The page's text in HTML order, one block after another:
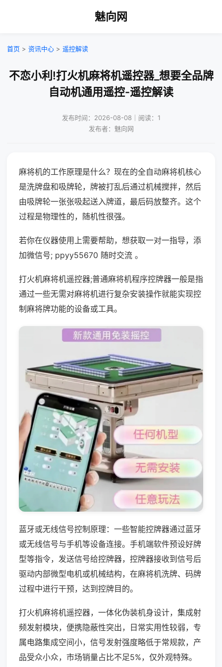
魅向网
首页 > 资讯中心 > 遥控解读
不恋小利!打火机麻将机遥控器_想要全品牌
自动机通用遥控-遥控解读
发布时间：2026-08-08｜阅读：1
发布者：魅向网
麻将机的工作原理是什么？现在的全自动麻将机核心
是洗牌盘和吸牌轮，牌被打乱后通过机械搅拌，然后
由吸牌轮一张张吸起送入牌道，最后码放整齐。这个
过程是物理性的，随机性很强。
若你在仪器使用上需要帮助，想获取一对一指导，添
加微信号; ppyy55670 随时交流 。
打火机麻将机遥控器;普通麻将机程序控牌器一般是指
通过一些无需对麻将机进行复杂安装操作就能实现控
制麻将牌功能的设备或工具。
蓝牙或无线信号控制原理：一些智能控牌器通过蓝牙
或无线信号与手机等设备连接。手机端软件预设好牌
型等指令，发送信号给控牌器，控牌器接收到信号后
驱动内部微型电机或机械结构，在麻将机洗牌、码牌
过程中进行干预，达到控牌目的。
打火机麻将机遥控器，一体化伪装机身设计，集成射
频发射模块，便携隐蔽性突出，日常实用性较弱，专
属电路集成空间小，信号发射强度略低于常规款，产
品受众小众，市场销量占比不足5%，仅外观特殊。